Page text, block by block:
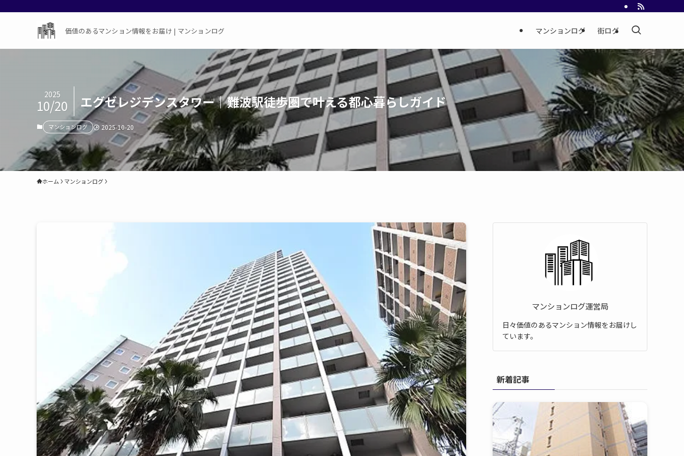
価値のあるマンション情報をお届け | マンションログ マンションログ 街ログ
エグゼレジデンスタワー｜難波駅徒歩圏で叶える都心暮らしガイド
2025
10/20
マンションログ 2025-10-20
ホーム マンションログ
マンションログ運営局
日々価値のあるマンション情報をお届けし
ています。
新着記事